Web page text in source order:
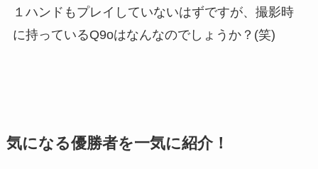
１ハンドもプレイしていないはずですが、撮影時
に持っているQ9oはなんなのでしょうか？(笑)
気になる優勝者を一気に紹介！